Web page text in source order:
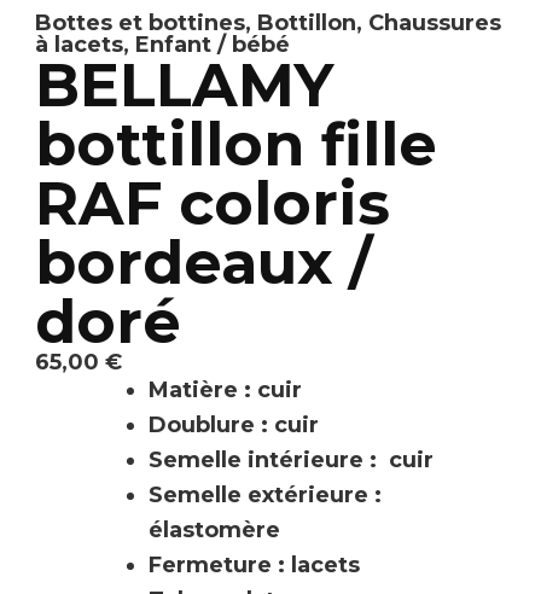
Bottes et bottines, Bottillon, Chaussures
à lacets, Enfant / bébé
BELLAMY
bottillon fille
RAF coloris
bordeaux /
doré
65,00 €
Matière : cuir
Doublure : cuir
Semelle intérieure : cuir
Semelle extérieure :
élastomère
Fermeture : lacets